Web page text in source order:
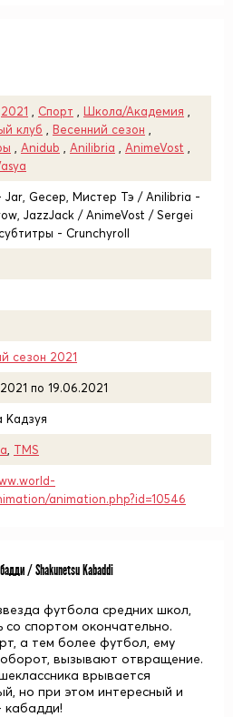
2021 Спорт Школа/Академия
клуб
Весенний сезон
Anidub Anilibria AnimeVost
Jar, Gecep, Мистер Тэ / Anilibria -
JazzJack / AnimeVost / Sergei
- Crunchyroll
сезон 2021
по 19.06.2021
Кадзуя
TMS
animation.php?id=10546
/ Shakunetsu Kabaddi
футбола средних школ,
спортом окончательно.
а тем более футбол, ему
вызывают отвращение.
врывается
но при этом интересный и